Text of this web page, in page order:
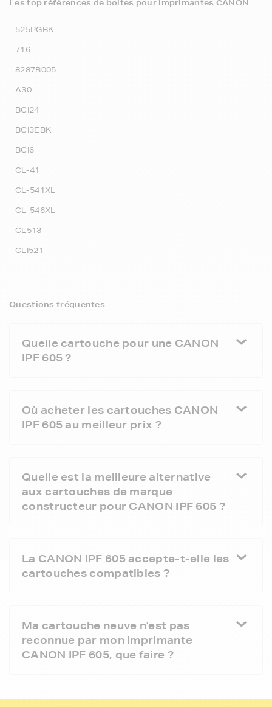
Les top références de boites pour imprimantes CANON
525PGBK
716
8287B005
A30
BCI24
BCI3EBK
BCI6
CL-41
CL-541XL
CL-546XL
CL513
CLI521
Questions fréquentes
Quelle cartouche pour une CANON
IPF 605 ?
Où acheter les cartouches CANON
IPF 605 au meilleur prix ?
Quelle est la meilleure alternative
aux cartouches de marque
constructeur pour CANON IPF 605 ?
La CANON IPF 605 accepte-t-elle les
cartouches compatibles ?
Ma cartouche neuve n'est pas
reconnue par mon imprimante
CANON IPF 605, que faire ?